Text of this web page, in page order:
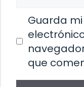
Guarda
que